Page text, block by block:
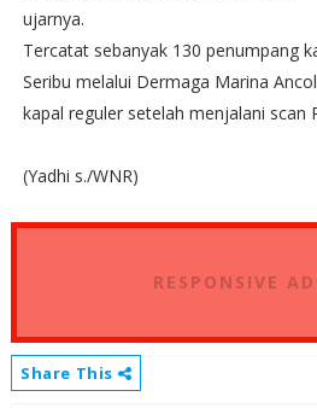
ujarnya.
Tercatat sebanyak 130 penumpang
Seribu melalui Dermaga Marina
kapal reguler setelah menjalani scan
(Yadhi s./WNR)
RESPONSIVE
Share This